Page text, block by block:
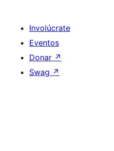
Involúcrate
Eventos
Donar ↗
Swag ↗